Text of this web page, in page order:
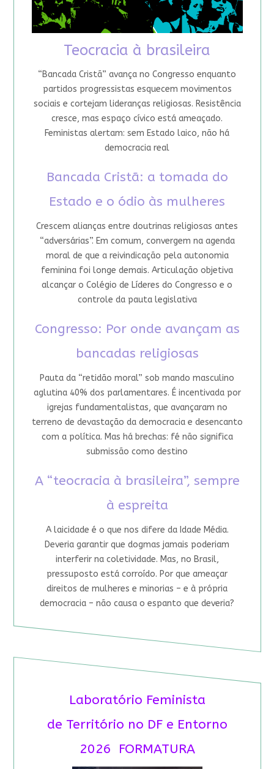
Teocracia à brasileira
“Bancada Cristã” avança no Congresso enquanto
partidos progressistas esquecem movimentos
sociais e cortejam lideranças religiosas. Resistência
cresce, mas espaço cívico está ameaçado.
Feministas alertam: sem Estado laico, não há
democracia real
Bancada Cristã: a tomada do
Estado e o ódio às mulheres
Crescem alianças entre doutrinas religiosas antes
“adversárias”. Em comum, convergem na agenda
moral de que a reivindicação pela autonomia
feminina foi longe demais. Articulação objetiva
alcançar o Colégio de Líderes do Congresso e o
controle da pauta legislativa
Congresso: Por onde avançam as
bancadas religiosas
Pauta da “retidão moral” sob mando masculino
aglutina 40% dos parlamentares. É incentivada por
igrejas fundamentalistas, que avançaram no
terreno de devastação da democracia e desencanto
com a política. Mas há brechas: fé não significa
submissão como destino
A “teocracia à brasileira”, sempre
à espreita
A laicidade é o que nos difere da Idade Média.
Deveria garantir que dogmas jamais poderiam
interferir na coletividade. Mas, no Brasil,
pressuposto está corroído. Por que ameaçar
direitos de mulheres e minorias – e à própria
democracia – não causa o espanto que deveria?
Laboratório Feminista
de Território no DF e Entorno
2026 FORMATURA